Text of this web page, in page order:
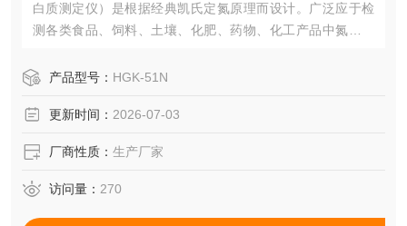
白质测定仪）是根据经典凯氏定氮原理而设计。广泛应于检
测各类食品、饲料、土壤、化肥、药物、化工产品中氮、蛋
产品型号： HGK-51N
更新时间： 2026-07-03
厂商性质： 生产厂家
访问量： 270